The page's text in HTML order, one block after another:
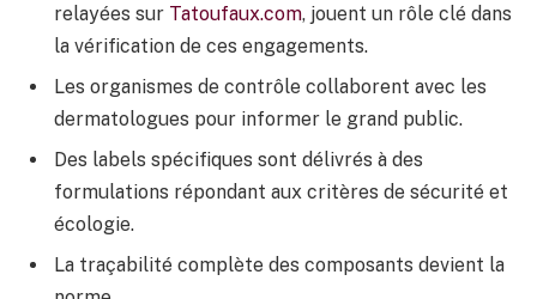
relayées sur Tatoufaux.com, jouent un rôle clé dans
la vérification de ces engagements.
Les organismes de contrôle collaborent avec les
dermatologues pour informer le grand public.
Des labels spécifiques sont délivrés à des
formulations répondant aux critères de sécurité et
écologie.
La traçabilité complète des composants devient la